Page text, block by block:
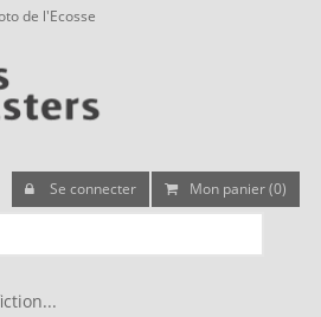
de l'Ecosse
Se connecter Mon panier (0)